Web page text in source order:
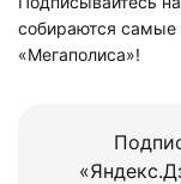
собираются самые
«Мегаполиса»!